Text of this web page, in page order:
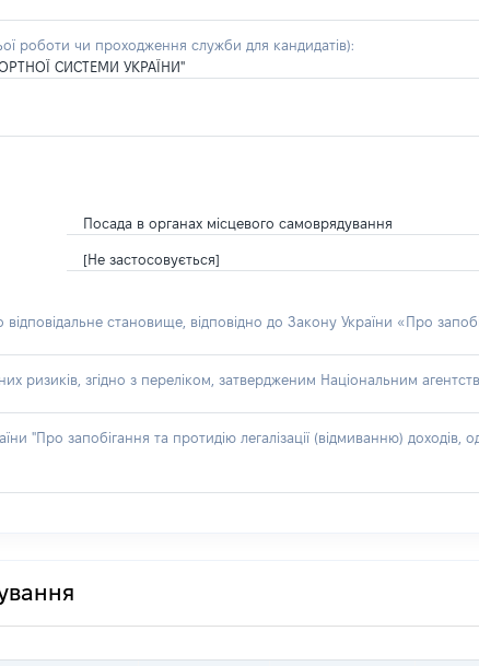
роботи чи проходження служби для кандидатів):
СИСТЕМИ УКРАЇНИ"
Посада в органах місцевого самоврядування
[Не застосовується]
становище, відповідно до Закону України «Про
згідно з переліком, затвердженим Національним
"Про запобігання та протидію легалізації (відмиванню)